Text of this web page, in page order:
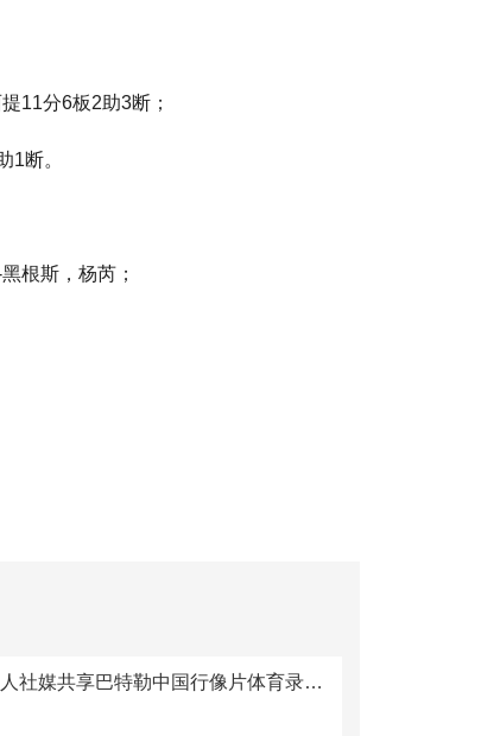
11分6板2助3断；
1断。
根斯，杨芮；
希尔德突袭现身！强人社媒共享巴特勒中国行像片体育录像/图片